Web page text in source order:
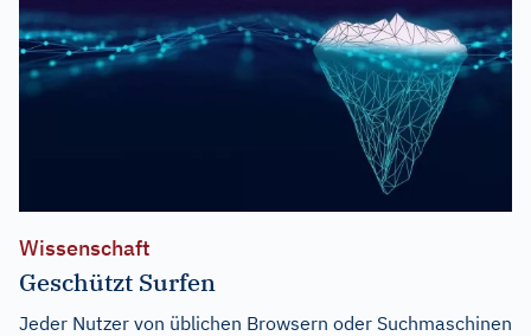
Wissenschaft
Geschützt Surfen
Jeder Nutzer von üblichen Browsern oder Suchmaschinen